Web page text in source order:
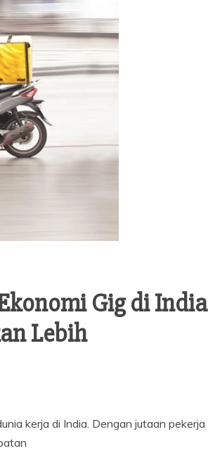
Gig di India
Lebih
kerja di India. Dengan jutaan pekerja